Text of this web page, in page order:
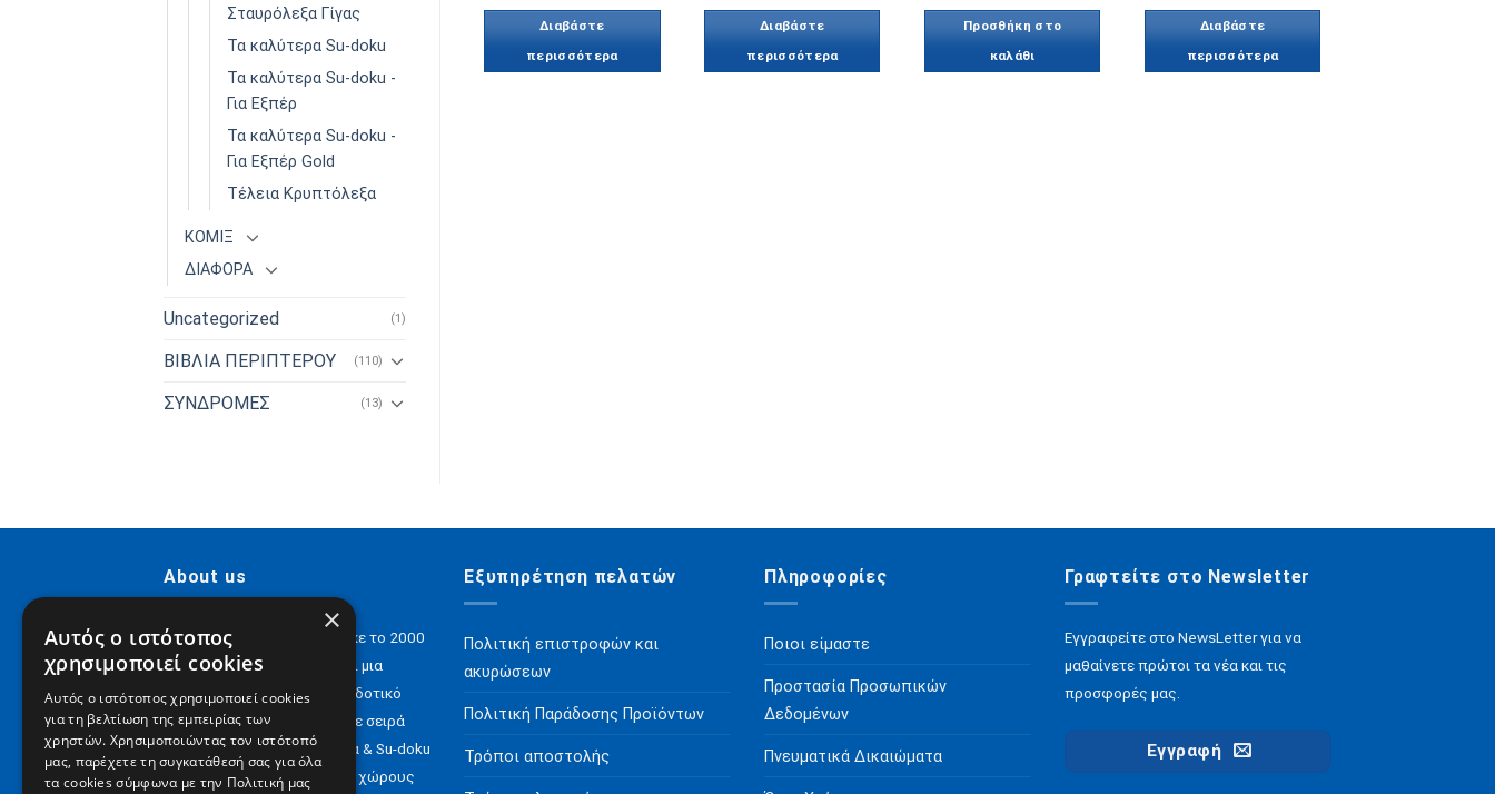
Σταυρόλεξα Γίγας
Τα καλύτερα Su-doku
Τα καλύτερα Su-doku -
Για Εξπέρ
Τα καλύτερα Su-doku -
Για Εξπέρ Gold
Τέλεια Κρυπτόλεξα
ΚΟΜΙΞ
ΔΙΑΦΟΡΑ
Uncategorized (1)
ΒΙΒΛΙΑ ΠΕΡΙΠΤΕΡΟΥ (110)
ΣΥΝΔΡΟΜΕΣ (13)
Διαβάστε
περισσότερα
Διαβάστε
περισσότερα
Προσθήκη στο
καλάθι
Διαβάστε
περισσότερα
Διαβάστε
περισσότερα
About us
H Digital Content ΑΕ ιδρύθηκε το 2000
και σήμερα έχει να επιδείξει μια
αξιόλογη παρουσία στον εκδοτικό
χώρο με e-books αλλά και με σειρά
περιοδικών για Σταυρόλεξα & Su-doku
αλλά και έντυπα σε άλλους χώρους
Εξυπηρέτηση πελατών
Πολιτική επιστροφών και
ακυρώσεων
Πολιτική Παράδοσης Προϊόντων
Τρόποι αποστολής
Πληροφορίες
Ποιοι είμαστε
Προστασία Προσωπικών
Δεδομένων
Πνευματικά Δικαιώματα
Γραφτείτε στο Newsletter
Εγγραφείτε στο NewsLetter για να
μαθαίνετε πρώτοι τα νέα και τις
προσφορές μας.
Εγγραφή
×
Αυτός ο ιστότοπος
χρησιμοποιεί cookies
Αυτός ο ιστότοπος χρησιμοποιεί cookies
για τη βελτίωση της εμπειρίας των
χρηστών. Χρησιμοποιώντας τον ιστότοπό
μας, παρέχετε τη συγκατάθεσή σας για όλα
τα cookies σύμφωνα με την Πολιτική μας